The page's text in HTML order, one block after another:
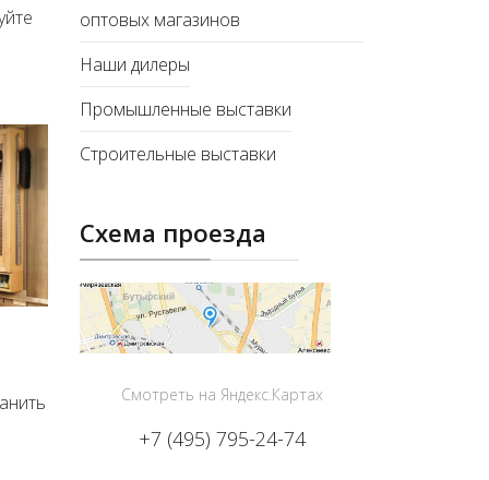
оптовых магазинов
Наши дилеры
Промышленные выставки
Строительные выставки
Схема проезда
Смотреть на Яндекс.Картах
+7 (495) 795-24-74